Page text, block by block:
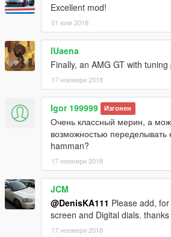
Excellent mod!
01 юли 2018
IUaena
Finally, an AMG GT with tuning
17 ноември 2018
Igor 199999 Изгонен
Очень классный мерин, а
возможностью переделывать
hamman?
17 ноември 2018
JCM
@DenisKA111 Please add,
screen and Digital dials.
17 ноември 2018